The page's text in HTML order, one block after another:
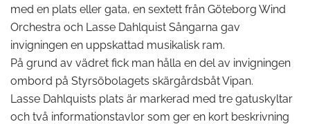
med en plats eller gata, en sextett från Göteborg Wind
Orchestra och Lasse Dahlquist Sångarna gav
invigningen en uppskattad musikalisk ram.
På grund av vädret fick man hålla en del av invigningen
ombord på Styrsöbolagets skärgårdsbåt Vipan.
Lasse Dahlquists plats är markerad med tre gatuskyltar
och två informationstavlor som ger en kort beskrivning